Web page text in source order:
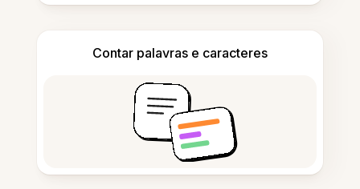
Contar palavras e caracteres